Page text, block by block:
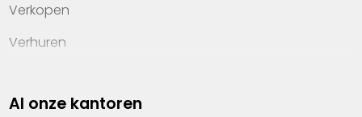
Verkopen
Verhuren
Property management
Al onze kantoren